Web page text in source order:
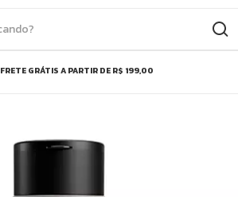
FRETE GRÁTIS A PARTIR DE R$ 199,00